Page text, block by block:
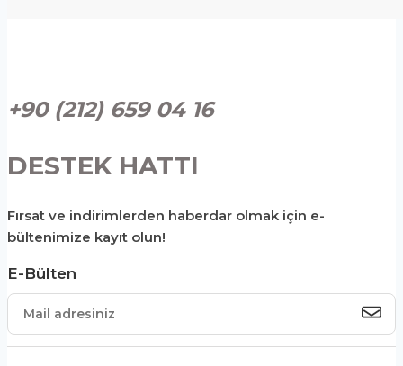
+90 (212) 659 04 16
DESTEK HATTI
Fırsat ve indirimlerden haberdar olmak için e-
bültenimize kayıt olun!
E-Bülten